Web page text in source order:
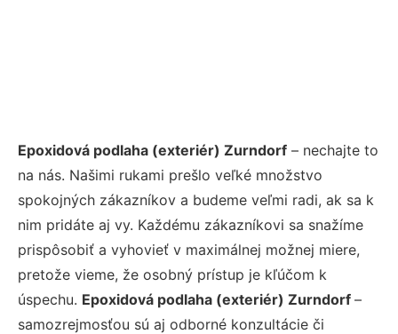
Epoxidová podlaha (exteriér) Zurndorf – nechajte to
na nás. Našimi rukami prešlo veľké množstvo
spokojných zákazníkov a budeme veľmi radi, ak sa k
nim pridáte aj vy. Každému zákazníkovi sa snažíme
prispôsobiť a vyhovieť v maximálnej možnej miere,
pretože vieme, že osobný prístup je kľúčom k
úspechu. Epoxidová podlaha (exteriér) Zurndorf –
samozrejmosťou sú aj odborné konzultácie či